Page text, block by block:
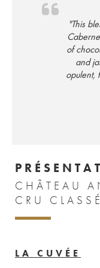
"This
of
and
opulent,
CHÂTEAU
LA CUVÉE